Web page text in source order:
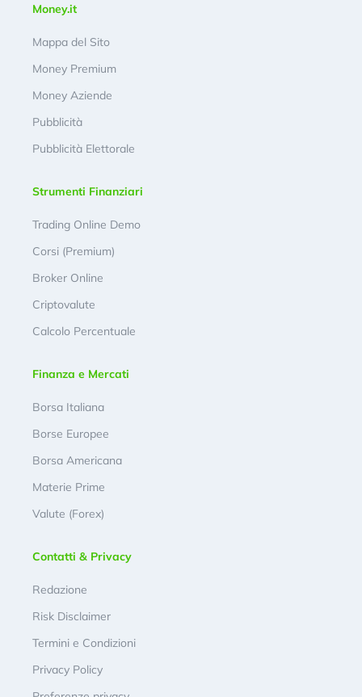
Money.it
Mappa del Sito
Money Premium
Money Aziende
Pubblicità
Pubblicità Elettorale
Strumenti Finanziari
Trading Online Demo
Corsi (Premium)
Broker Online
Criptovalute
Calcolo Percentuale
Finanza e Mercati
Borsa Italiana
Borse Europee
Borsa Americana
Materie Prime
Valute (Forex)
Contatti & Privacy
Redazione
Risk Disclaimer
Termini e Condizioni
Privacy Policy